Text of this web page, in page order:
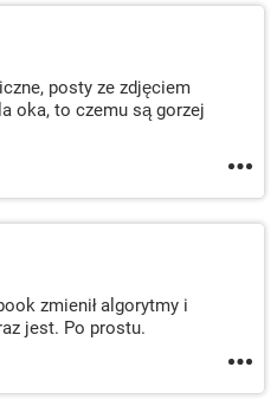
posty ze zdjęciem
oka, to czemu są gorzej
zmienił algorytmy i
jest. Po prostu.